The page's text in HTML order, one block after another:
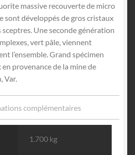
massive recouverte de micro
sont développés de gros cristaux
Une seconde génération
vert pâle, viennent
l’ensemble. Grand spécimen
provenance de la mine de
Var.
complémentaires
1.700 kg